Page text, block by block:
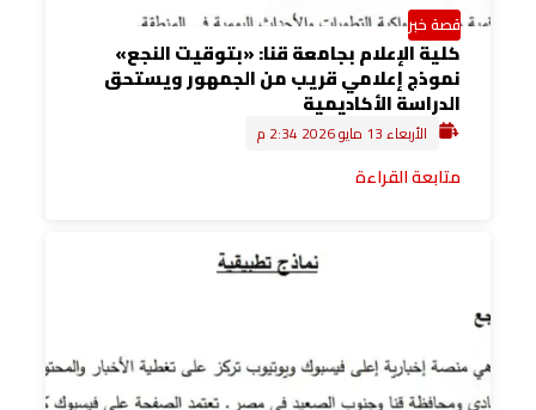
قصة خبر
كلية الإعلام بجامعة قنا: «بتوقيت النجع»
نموذج إعلامي قريب من الجمهور ويستحق
الدراسة الأكاديمية
الأربعاء 13 مايو 2026 2:34 م
متابعة القراءة